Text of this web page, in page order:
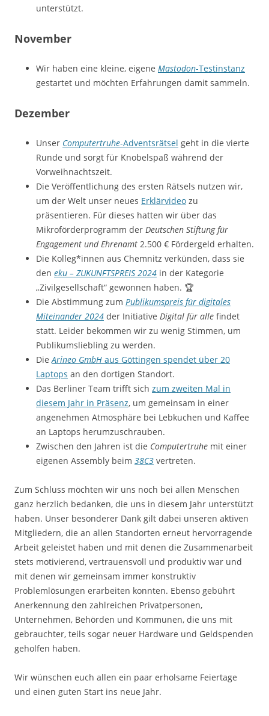
unterstützt.
November
Wir haben eine kleine, eigene Mastodon-Testinstanz
gestartet und möchten Erfahrungen damit sammeln.
Dezember
Unser Computertruhe-Adventsrätsel geht in die vierte
Runde und sorgt für Knobelspaß während der
Vorweihnachtszeit.
Die Veröffentlichung des ersten Rätsels nutzen wir,
um der Welt unser neues Erklärvideo zu
präsentieren. Für dieses hatten wir über das
Mikroförderprogramm der Deutschen Stiftung für
Engagement und Ehrenamt 2.500 € Fördergeld erhalten.
Die Kolleg*innen aus Chemnitz verkünden, dass sie
den eku – ZUKUNFTSPREIS 2024 in der Kategorie
„Zivilgesellschaft“ gewonnen haben. 🏆
Die Abstimmung zum Publikumspreis für digitales
Miteinander 2024 der Initiative Digital für alle findet
statt. Leider bekommen wir zu wenig Stimmen, um
Publikumsliebling zu werden.
DieArineo GmbH aus Göttingen spendet über 20
Laptops an den dortigen Standort.
Das Berliner Team trifft sich zum zweiten Mal in
diesem Jahr in Präsenz, um gemeinsam in einer
angenehmen Atmosphäre bei Lebkuchen und Kaffee
an Laptops herumzuschrauben.
Zwischen den Jahren ist die Computertruhe mit einer
eigenen Assembly beim 38C3 vertreten.
Zum Schluss möchten wir uns noch bei allen Menschen
ganz herzlich bedanken, die uns in diesem Jahr unterstützt
haben. Unser besonderer Dank gilt dabei unseren aktiven
Mitgliedern, die an allen Standorten erneut hervorragende
Arbeit geleistet haben und mit denen die Zusammenarbeit
stets motivierend, vertrauensvoll und produktiv war und
mit denen wir gemeinsam immer konstruktiv
Problemlösungen erarbeiten konnten. Ebenso gebührt
Anerkennung den zahlreichen Privatpersonen,
Unternehmen, Behörden und Kommunen, die uns mit
gebrauchter, teils sogar neuer Hardware und Geldspenden
geholfen haben.
Wir wünschen euch allen ein paar erholsame Feiertage
und einen guten Start ins neue Jahr.